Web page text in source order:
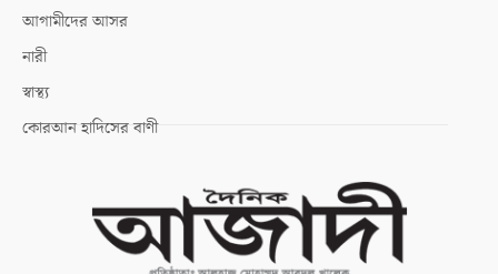
আগামীদের আসর
নারী
স্বাস্থ্য
কোরআন হাদিসের বাণী